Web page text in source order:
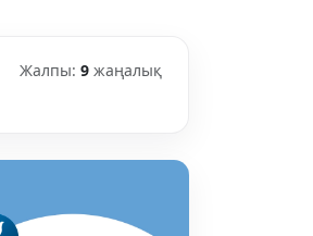
Жалпы: 9 жаңалық